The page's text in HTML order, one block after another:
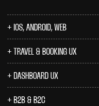
IOS, ANDROID, WEB
TRAVEL & BOOKING UX
DASHBOARD UX
B2B & B2C